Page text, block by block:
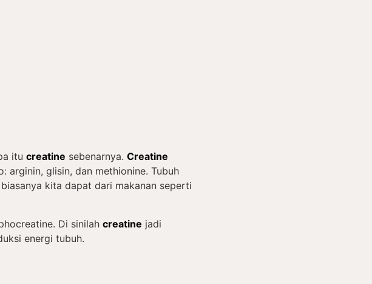
itu creatine sebenarnya. Creatine
arginin, glisin, dan methionine. Tubuh
kita dapat dari makanan seperti
Di sinilah creatine jadi
energi tubuh.